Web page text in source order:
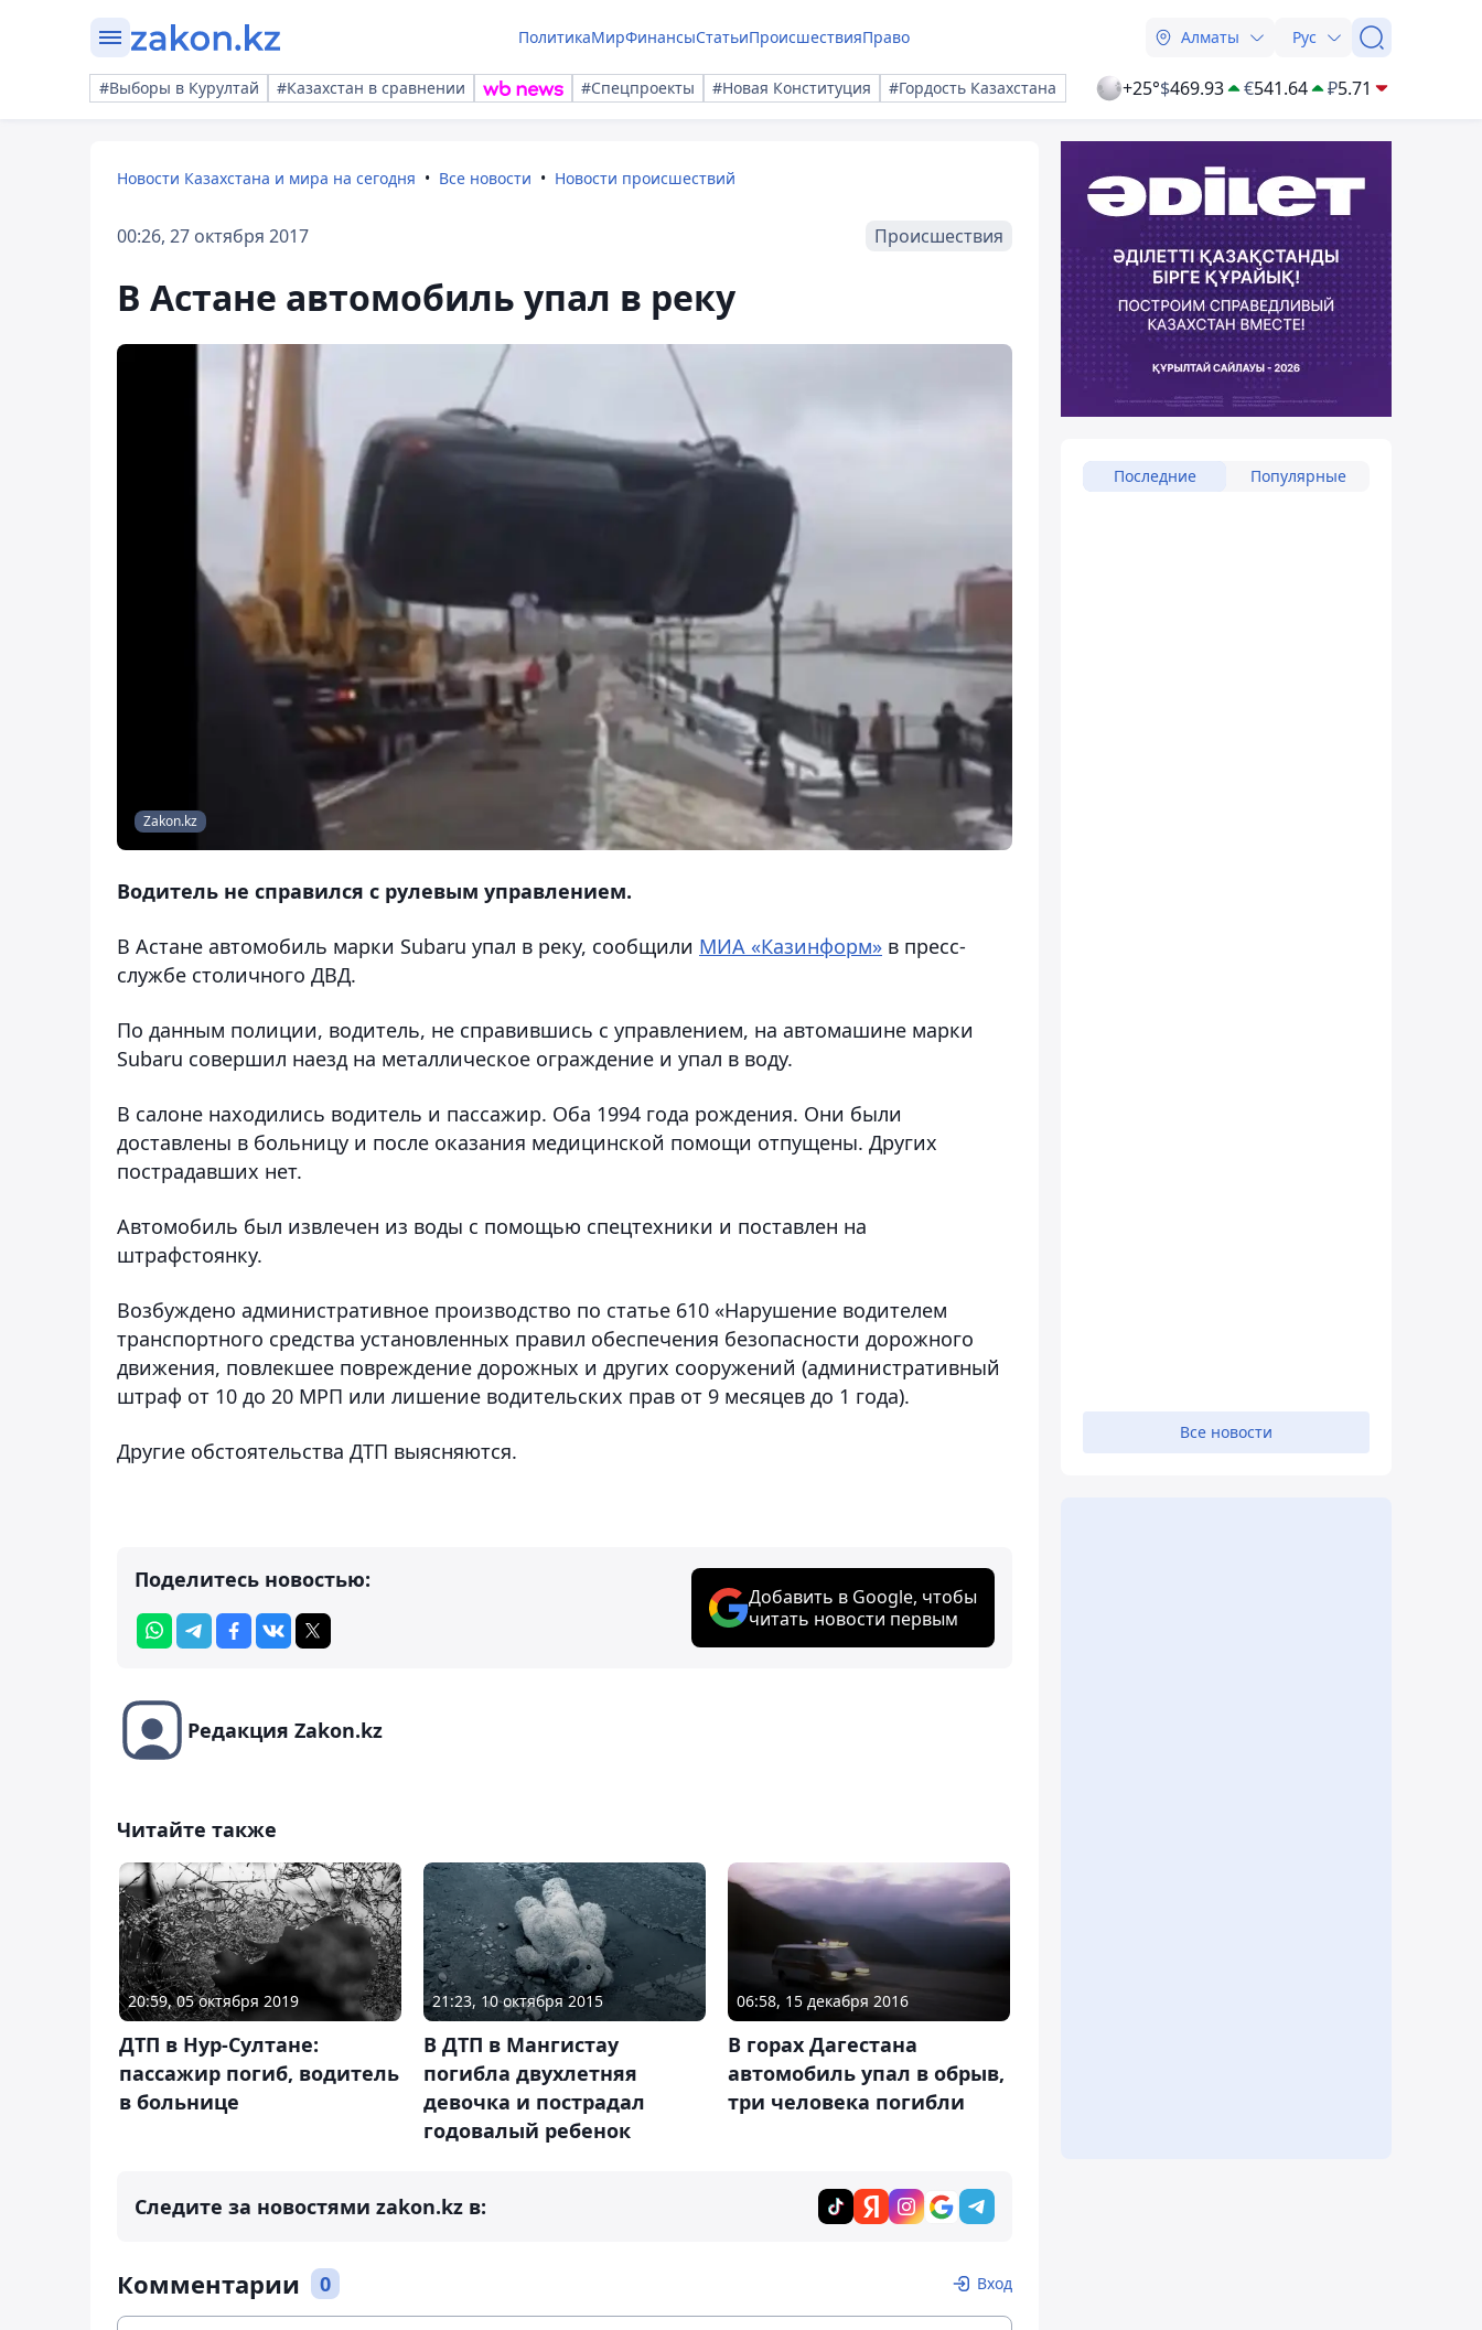
ПолитикаМирФинансыСтатьиПроисшествияПраво Алматы Рус
#Выборы в Курултай #Казахстан в сравнении #Спецпроекты #Новая Конституция #Гордость Казахстана +25°$469.93 €541.64 ₽5.71
Новости Казахстана и мира на сегодня Все новости Новости происшествий
00:26, 27 октября 2017 Происшествия
В Астане автомобиль упал в реку
Zakon.kz
Водитель не справился с рулевым управлением.
В Астане автомобиль марки Subaru упал в реку, сообщили МИА «Казинформ» в пресс-
службе столичного ДВД.
По данным полиции, водитель, не справившись с управлением, на автомашине марки
Subaru совершил наезд на металлическое ограждение и упал в воду.
В салоне находились водитель и пассажир. Оба 1994 года рождения. Они были
доставлены в больницу и после оказания медицинской помощи отпущены. Других
пострадавших нет.
Автомобиль был извлечен из воды с помощью спецтехники и поставлен на
штрафстоянку.
Возбуждено административное производство по статье 610 «Нарушение водителем
транспортного средства установленных правил обеспечения безопасности дорожного
движения, повлекшее повреждение дорожных и других сооружений (административный
штраф от 10 до 20 МРП или лишение водительских прав от 9 месяцев до 1 года).
Другие обстоятельства ДТП выясняются.
Поделитесь новостью:
Добавить в Google, чтобы
читать новости первым
Редакция Zakon.kz
Читайте также
20:59, 05 октября 2019
ДТП в Нур-Султане:
пассажир погиб, водитель
в больнице
21:23, 10 октября 2015
В ДТП в Мангистау
погибла двухлетняя
девочка и пострадал
годовалый ребенок
06:58, 15 декабря 2016
В горах Дагестана
автомобиль упал в обрыв,
три человека погибли
Следите за новостями zakon.kz в:
Комментарии 0 Вход
Последние Популярные
Все новости